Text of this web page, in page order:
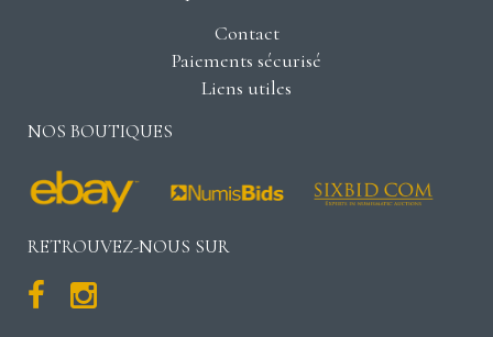
Contact
Paiements sécurisé
Liens utiles
NOS BOUTIQUES
RETROUVEZ-NOUS SUR